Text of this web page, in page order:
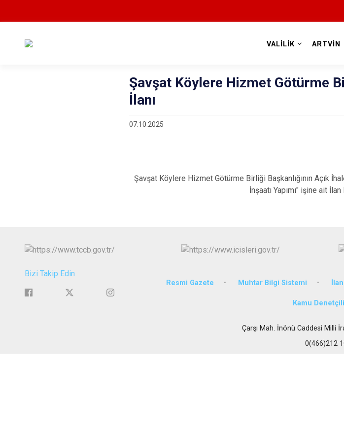
VALİLİK ARTVİN
Şavşat Köylere Hizmet Götürme
İlanı
07.10.2025
Şavşat Köylere Hizmet Götürme Birliği Başkanlığının Açık
İnşaatı Yapımı" işine ait
Bizi Takip Edin
Resmi Gazete Muhtar Bilgi Sistemi
Kamu
Çarşı Mah. İnönü Caddesi Milli
0(466)212